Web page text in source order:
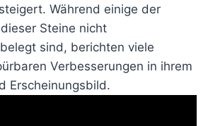
Während einige der
Steine nicht
sind, berichten viele
Verbesserungen in ihrem
Erscheinungsbild.